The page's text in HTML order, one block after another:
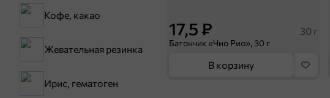
Кофе, какао
Жевательная резинка
Ирис, гематоген
17,5 ₽ 30 г
Батончик «Чио Рио», 30 г
В корзину